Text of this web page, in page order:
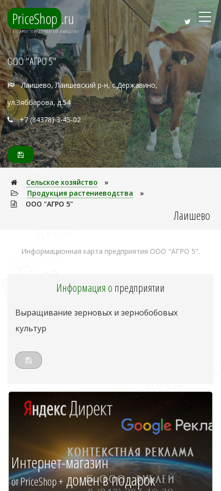
PriceShop .ru
КАТАЛОГ ПРЕДПРИЯТИЙ ЛАИШЕВО
ООО "АГРО 5"
Лаишево, Лаишевский р-н, с.Державино,
ул.Зяббарова, д.54
+7 (84378) 3-45-02
Сельское хозяйство
»
Продукция растениеводства
»
ООО "АГРО 5"
Лаишево
Информационная карта предприятия ООО "АГРО 5".
Информация опредприятии
Выращивание зерновых и зернобобовых
культур
Интернет-магазин
от PriceShop +домен в подарок